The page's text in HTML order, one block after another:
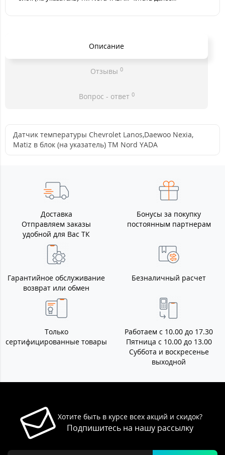
Описание
Отзывы 0
Вопрос - ответ 0
Датчик температуры Chevrolet Lanos,Daewoo Nexia,
Matiz в блок (на указатель) TM Nord YADA
Доставка
Отправляем заказы
удобной для Вас ТК
Бонусы за покупку
постоянным партнерам
Гарантийное обслуживание
возврат или обмен
Безналичный расчет
Только
сертифицированные товары
Работаем с 10.00 до 17.30
Пятница с 10.00 до 13.00
Суббота и воскресенье
выходной
Хотите быть в курсе всех акций и скидок?
Подпишитесь на нашу рассылку